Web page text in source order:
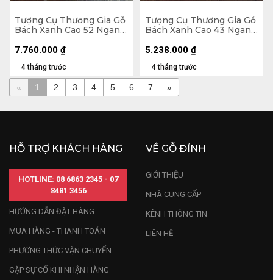
Tượng Cụ Thương Gia Gỗ
Bách Xanh Cao 52 Ngang
4 tháng trước
7.760.000 ₫
Tượng Cụ Thương Gia Gỗ
Bách Xanh Cao 43 Ngang
4 tháng trước
5.238.000 ₫
« 1 2 3 4 5 6 7 »
HỖ TRỢ KHÁCH HÀNG
HOTLINE: 08 6863 2345 - 07
8481 3456
HƯỚNG DẪN ĐẶT HÀNG
MUA HÀNG - THANH TOÁN
PHƯƠNG THỨC VẬN CHUYỂN
GẶP SỰ CỐ KHI NHẬN HÀNG
VỀ GỖ ĐỈNH
GIỚI THIỆU
NHÀ CUNG CẤP
KÊNH THÔNG TIN
LIÊN HỆ